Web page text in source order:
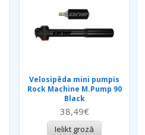
Velosipēda mini pumpis
Rock Machine M.Pump 90
Black
38,49€
Ielikt grozā